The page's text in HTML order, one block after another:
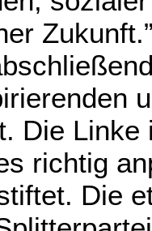
Die Linke
richtig
Die